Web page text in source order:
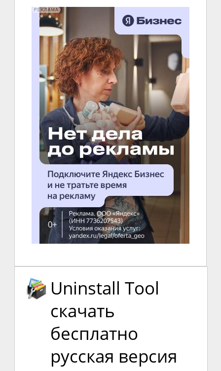
Uninstall Tool
скачать
бесплатно
русская версия